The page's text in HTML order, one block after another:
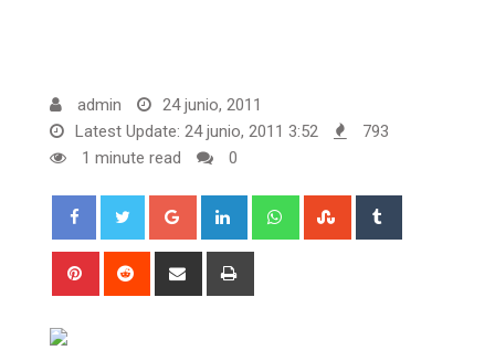
admin
24 junio, 2011
Latest Update: 24 junio, 2011 3:52
793
1 minute read
0
Google+ LinkedIn WhatsappStumbleUpon
Pinterest Reddit
Share